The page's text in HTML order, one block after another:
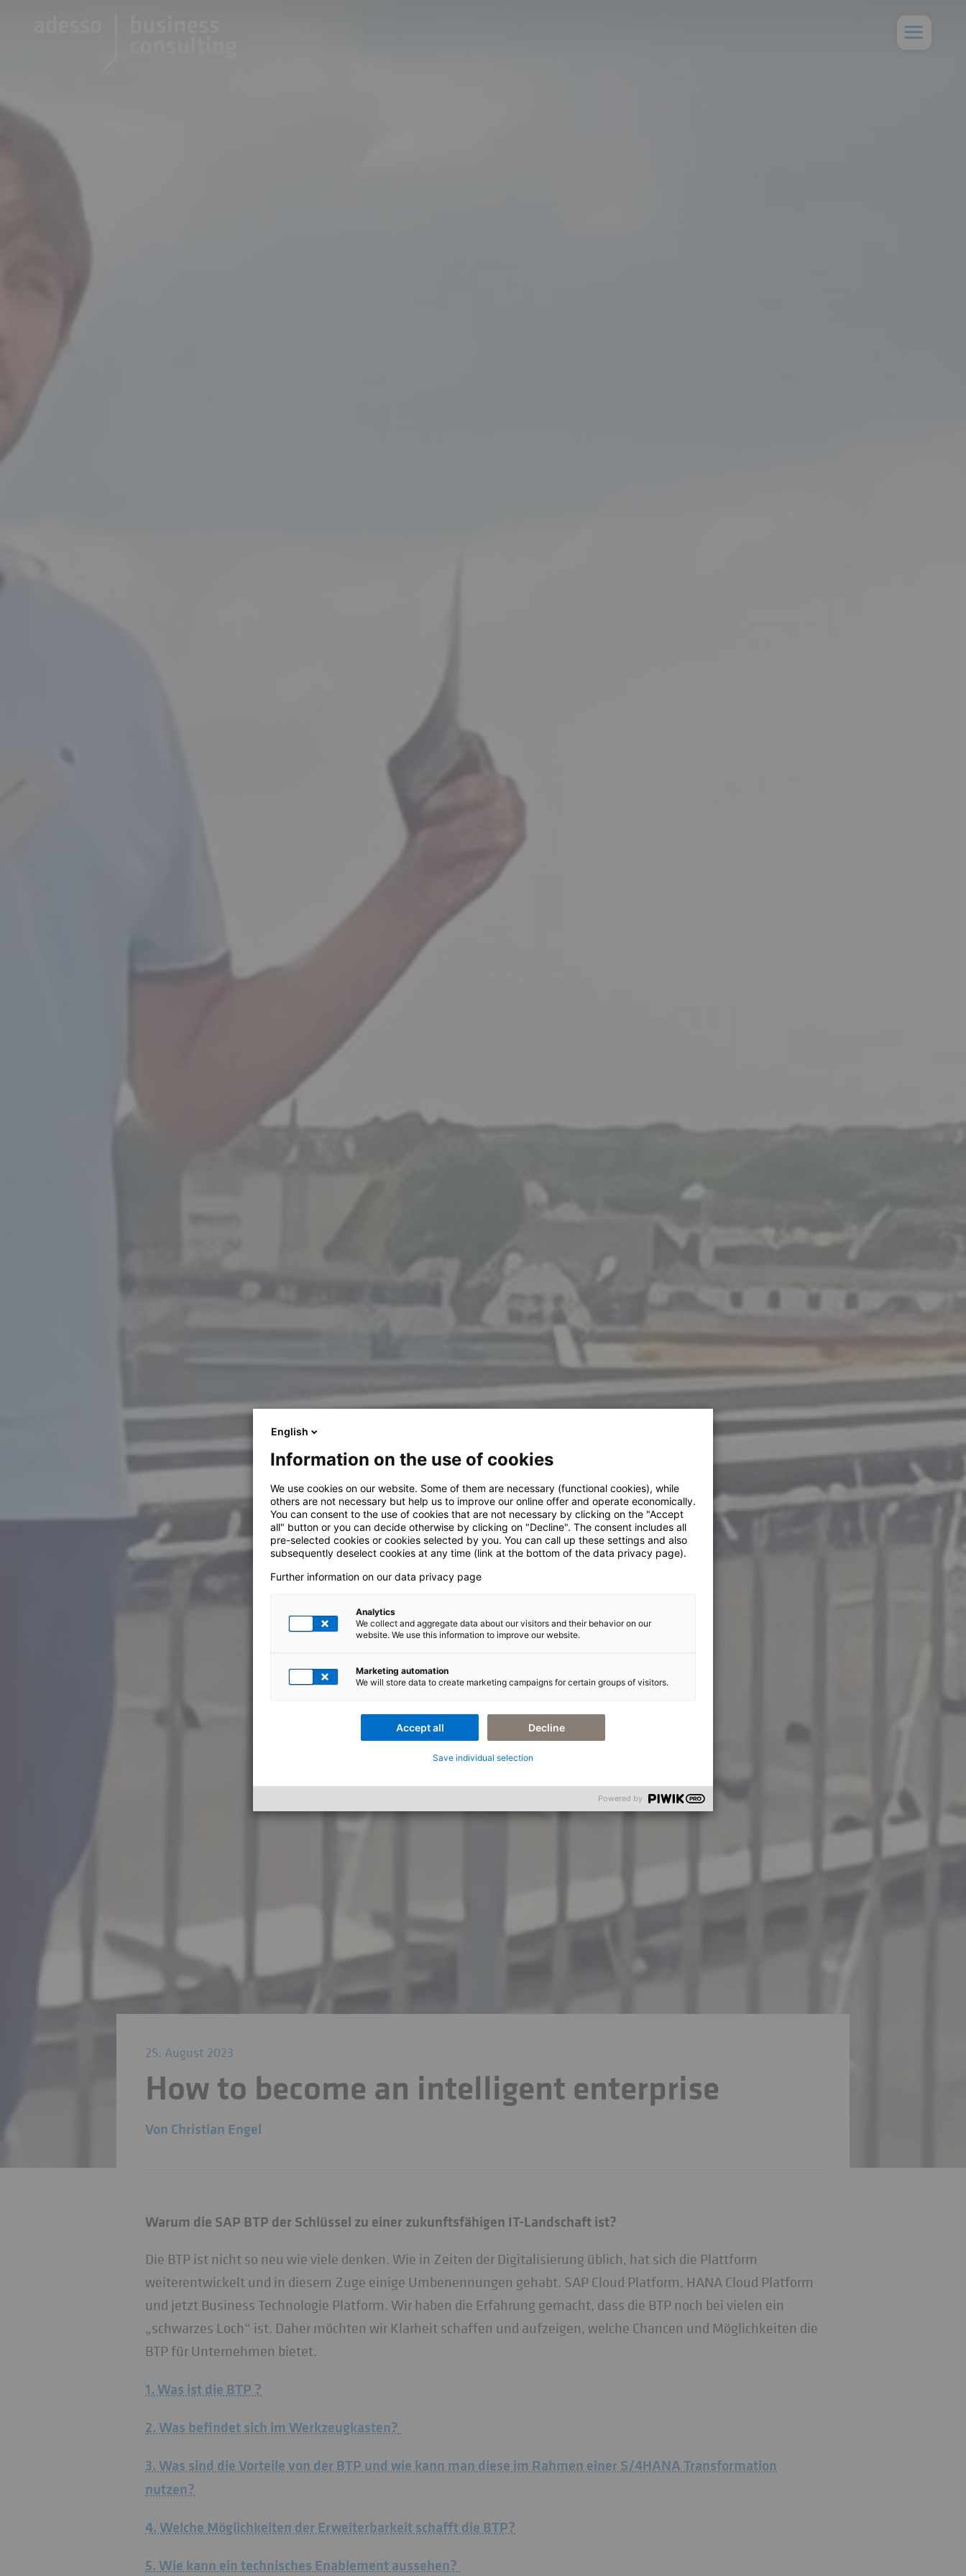
25. August 2023
How to become an intelligent enterprise
Von Christian Engel
Warum die SAP BTP der Schlüssel zu einer zukunftsfähigen IT-Landschaft ist?
Die BTP ist nicht so neu wie viele denken. Wie in Zeiten der Digitalisierung üblich, hat sich die Plattform
weiterentwickelt und in diesem Zuge einige Umbenennungen gehabt. SAP Cloud Platform, HANA Cloud Platform
und jetzt Business Technologie Platform. Wir haben die Erfahrung gemacht, dass die BTP noch bei vielen ein
„schwarzes Loch“ ist. Daher möchten wir Klarheit schaffen und aufzeigen, welche Chancen und Möglichkeiten die
BTP für Unternehmen bietet.
1. Was ist die BTP ?
2. Was befindet sich im Werkzeugkasten?
3. Was sind die Vorteile von der BTP und wie kann man diese im Rahmen einer S/4HANA Transformation
nutzen?
4. Welche Möglichkeiten der Erweiterbarkeit schafft die BTP?
5. Wie kann ein technisches Enablement aussehen?
English
Information on the use of cookies
We use cookies on our website. Some of them are necessary (functional cookies), while
others are not necessary but help us to improve our online offer and operate economically.
You can consent to the use of cookies that are not necessary by clicking on the "Accept
all" button or you can decide otherwise by clicking on "Decline". The consent includes all
pre-selected cookies or cookies selected by you. You can call up these settings and also
subsequently deselect cookies at any time (link at the bottom of the data privacy page).
Further information on our data privacy page
Analytics
We collect and aggregate data about our visitors and their behavior on our
website. We use this information to improve our website.
Marketing automation
We will store data to create marketing campaigns for certain groups of visitors.
Accept all Decline
Save individual selection
Powered by